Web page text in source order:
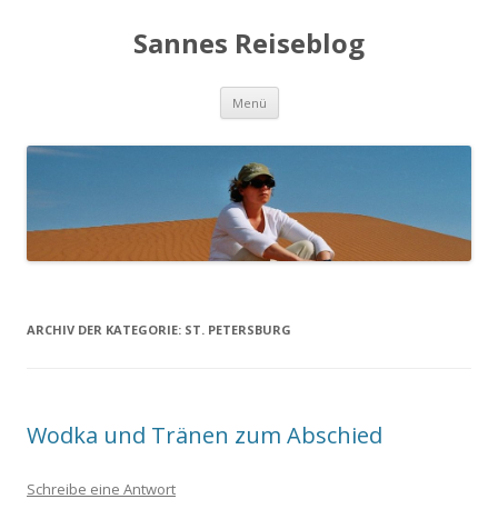
Sannes Reiseblog
Menü Springe
Inhalt
ARCHIV DER KATEGORIE: ST. PETERSBURG
Wodka und Tränen zum Abschied
Schreibe eine Antwort